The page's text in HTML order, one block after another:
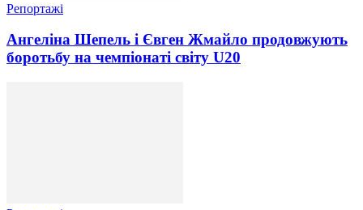
Репортажі
Ангеліна Шепель і Євген Жмайло продовжують
боротьбу на чемпіонаті світу U20